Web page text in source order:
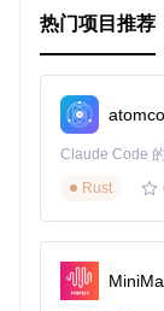
高性能: 支持
兼容性
: 兼容
总的来说，无
目标检测模型
估工作变得更加
热门项目推荐
Rust